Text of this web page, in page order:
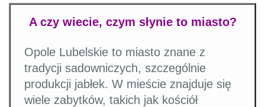
A czy wiecie, czym słynie to miasto?
Opole Lubelskie to miasto znane z
tradycji sadowniczych, szczególnie
produkcji jabłek. W mieście znajduje się
wiele zabytków, takich jak kościół